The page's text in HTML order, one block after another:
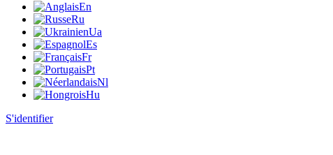
En
Ru
Ua
Es
Fr
Pt
Nl
Hu
S'identifier